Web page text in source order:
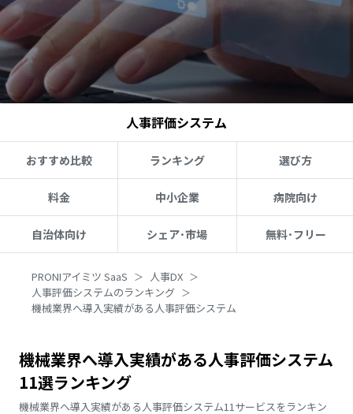
人事評価システム
おすすめ比較 ランキング 選び方
料金 中小企業 病院向け
自治体向け シェア･市場 無料･フリー
PRONIアイミツ SaaS
人事DX
人事評価システムのランキング
機械業界へ導入実績がある人事評価システム
機械業界へ導入実績がある人事評価システム
11選ランキング
機械業界へ導入実績がある人事評価システム11サービスをランキン